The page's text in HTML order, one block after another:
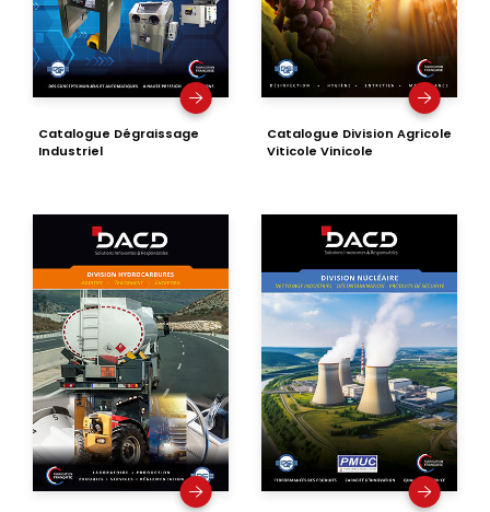
Catalogue Dégraissage
Industriel
Catalogue Division Agricole
Viticole Vinicole